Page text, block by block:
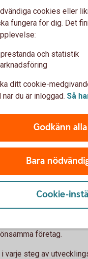
är mer
som finns här och nu.
att driva
Kaj noterar också
är det “nice to
i hela
till marknaden, säger
och
verksamheten, från
företag.
varje steg av
cookies eller
fungera för dig. Det
prestanda och statistik
ditt cookie-
du är inloggad. Så
Godkänn
Bara
Cookie-